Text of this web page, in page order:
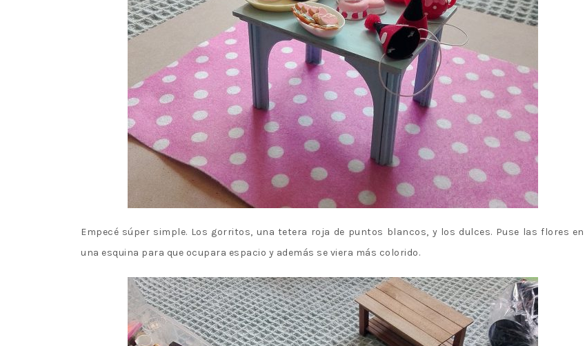
Empecé súper simple. Los gorritos, una tetera roja de puntos blancos, y los dulces. Puse las flores en
una esquina para que ocupara espacio y además se viera más colorido.